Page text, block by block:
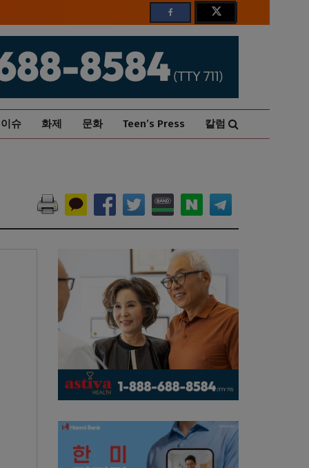
이슈 화제 문화 Teen’s Press 칼럼